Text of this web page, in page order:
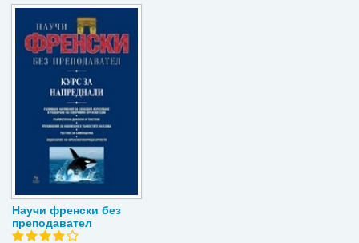
Научи френски без
преподавател